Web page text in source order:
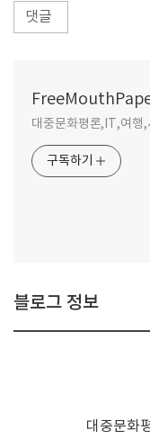
댓글
대중문화평론,IT,여행,
구독하기
블로그 정보
대중문화